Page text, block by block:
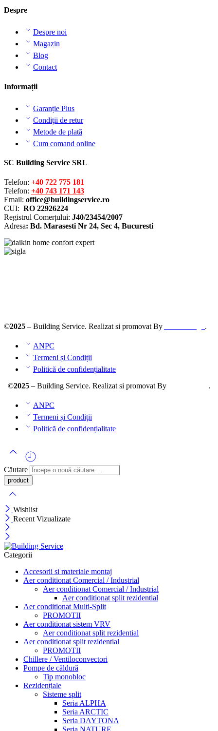
Despre
Despre noi
Magazin
Blog
Contact
Informații
Garanție Plus
Condiții de retur
Metode de plată
Cum comand online
SC Building Service SRL
Telefon: +40 722 775 181
Telefon: +40 743 171 143
Email: office@buildingservice.ro
CUI: RO 22926224
Registrul Comerțului: J40/23454/2007
Adresa: Bd. Marasesti Nr 24, Sec 4, Bucuresti
©2025 – Building Service. Realizat si promovat By .
ANPC
Termeni și Condiții
Politică de confidențialitate
©2025– Building Service. Realizat si promovat By .
ANPC
Termeni și Condiții
Politică de confidențialitate
Căutare
Wishlist
Recent Vizualizate
Categorii
Accesorii si materiale montaj
Aer conditionat Comercial / Industrial
Aer conditionat Comercial / Industrial
Aer conditionat split rezidential
Aer conditionat Multi-Split
PROMOTII
Aer conditionat sistem VRV
Aer conditionat split rezidential
Aer conditionat split rezidential
PROMOTII
Chillere / Ventiloconvectori
Pompe de căldură
Tip monobloc
Rezidențiale
Sisteme split
Seria ALPHA
Seria ARCTIC
Seria DAYTONA
Seria NATURE